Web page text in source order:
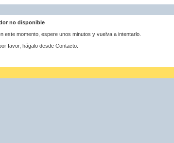
no disponible
este momento, espere unos minutos y vuelva a intentarlo.
favor, hágalo desde Contacto.